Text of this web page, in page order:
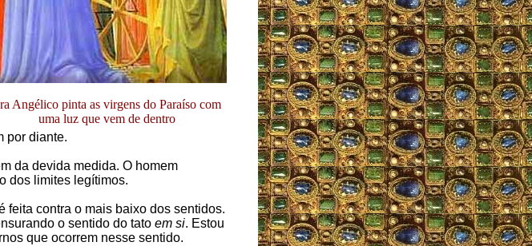
Angélico pinta as virgens do Paraíso com
uma luz que vem de dentro
por diante.
da devida medida. O homem
dos limites legítimos.
feita contra o mais baixo dos sentidos.
o sentido do tato em si. Estou
que ocorrem nesse sentido.